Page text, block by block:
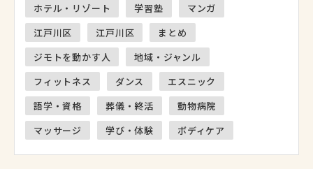
ホテル・リゾート
学習塾
マンガ
江戸川区
江戸川区
まとめ
ジモトを動かす人
地域・ジャンル
フィットネス
ダンス
エスニック
語学・資格
葬儀・終活
動物病院
マッサージ
学び・体験 ボディケア